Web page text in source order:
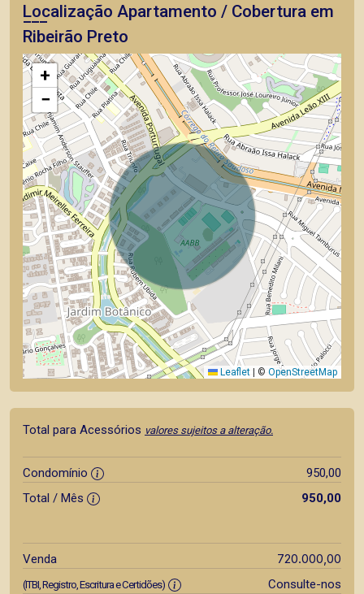
Localização Apartamento / Cobertura em
Ribeirão Preto
+
−
Leaflet | © OpenStreetMap
Total para Acessórios valores sujeitos a alteração.
Condomínio
950,00
Total / Mês
950,00
Venda 720.000,00
(ITBI, Registro, Escritura e Certidões) Consulte-nos